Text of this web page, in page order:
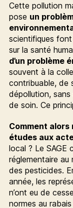
Cette pollution
pose un
scientifiques
sur la santé
d’un problème
souvent à la
contribuable, de
dépollution,
de soin. Ce
Comment
études aux
local ? Le SAGE
réglementaire au
des pesticides.
année, les
n’ont eu de
normes au